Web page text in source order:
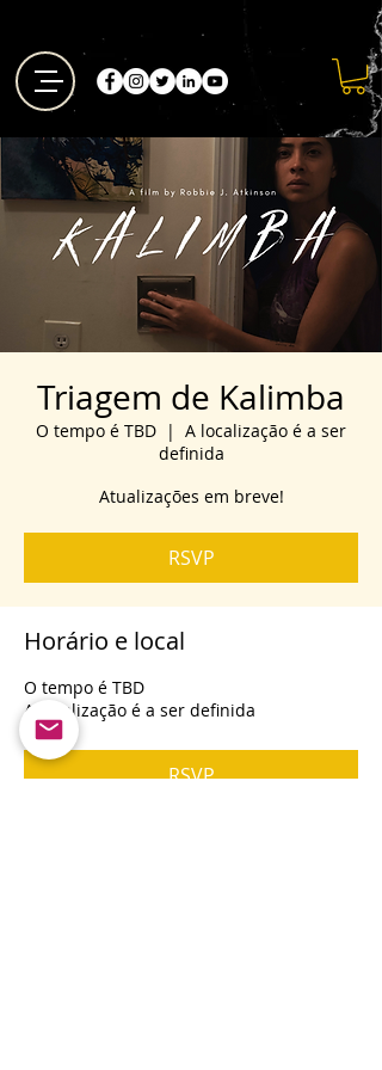
Triagem de Kalimba
O tempo é TBD
  |
A localização é a ser
definida
Atualizações em breve!
RSVP
Horário e local
O tempo é TBD
A localização é a ser definida
RSVP